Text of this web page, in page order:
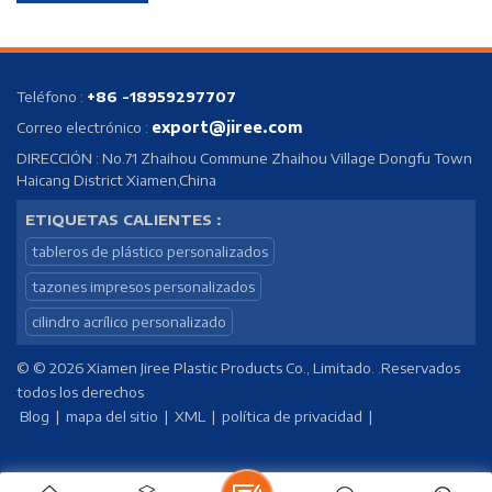
Teléfono : +86 -18959297707
Correo electrónico : export@jiree.com
DIRECCIÓN : No.71 Zhaihou Commune Zhaihou Village Dongfu Town
Haicang District Xiamen,China
ETIQUETAS CALIENTES :
tableros de plástico personalizados
tazones impresos personalizados
cilindro acrílico personalizado
© © 2026 Xiamen Jiree Plastic Products Co., Limitado. .Reservados
todos los derechos
Blog | mapa del sitio | XML | política de privacidad |